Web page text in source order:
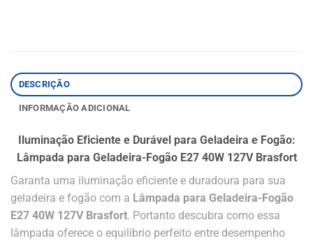
DESCRIÇÃO
INFORMAÇÃO ADICIONAL
Iluminação Eficiente e Durável para Geladeira e Fogão:
Lâmpada para Geladeira-Fogão E27 40W 127V Brasfort
Garanta uma iluminação eficiente e duradoura para sua
geladeira e fogão com a Lâmpada para Geladeira-Fogão
E27 40W 127V Brasfort. Portanto descubra como essa
lâmpada oferece o equilíbrio perfeito entre desempenho